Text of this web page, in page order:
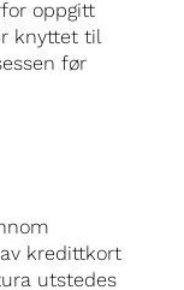
oppgitt
knyttet til
før
kredittkort
utstedes